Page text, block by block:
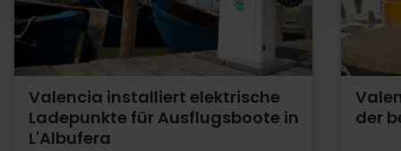
Valencia installiert elektrische
Ladepunkte für Ausflugsboote in
L'Albufera
der